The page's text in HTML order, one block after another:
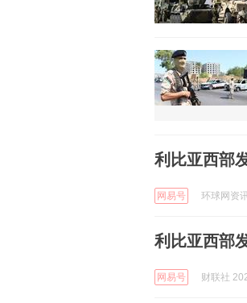
利比亚西部
网易号 环球网资
利比亚西部
网易号 财联社